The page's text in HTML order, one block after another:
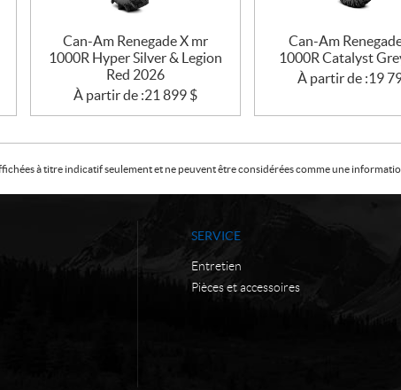
Can-Am Renegade X mr
1000R Hyper Silver & Legion
Red 2026
À partir de :21 899 $
Can-Am
1000R Catalyst
À partir de :19
à titre indicatif seulement et ne peuvent être considérées comme une
SERVICE
Entretien
Pièces et accessoires